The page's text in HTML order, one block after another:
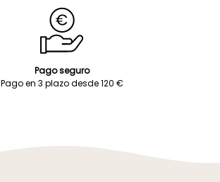
Pago seguro
Pago en 3 plazo desde 120 €